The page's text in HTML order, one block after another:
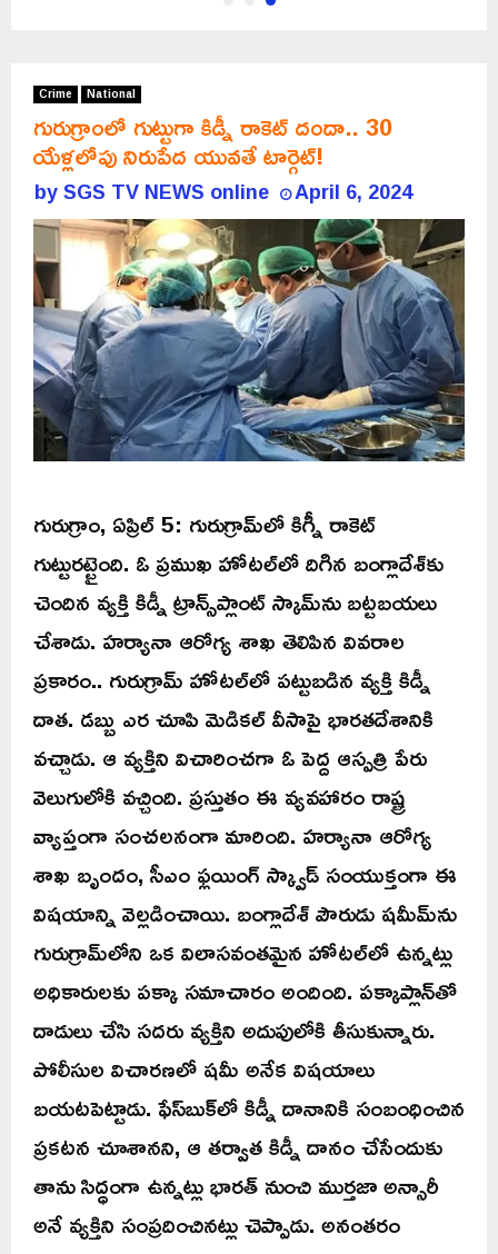
Crime National
గురుగ్రాంలో గుట్టుగా కిడ్నీ రాకెట్‌ దందా.. 30
యేళ్లలోపు నిరుపేద యువతే టార్గెట్‌!
bySGS TV NEWS online April 6, 2024
గురుగ్రాం, ఏప్రిల్ 5: గురుగ్రామ్‌లో కిగ్నీ రాకెట్‌
గుట్టురట్టైంది. ఓ ప్రముఖ హోటల్‌లో దిగిన బంగ్లాదేశ్‌కు
చెందిన వ్యక్తి కిడ్నీ ట్రాన్స్‌ప్లాంట్‌ స్కామ్‌ను బట్టబయలు
చేశాడు. హర్యానా ఆరోగ్య శాఖ తెలిపిన వివరాల
ప్రకారం.. గురుగ్రామ్ హోటల్‌లో పట్టుబడిన వ్యక్తి కిడ్నీ
దాత. డబ్బు ఎర చూపి మెడికల్ వీసాపై భారతదేశానికి
వచ్చాడు. ఆ వ్యక్తిని విచారించగా ఓ పెద్ద ఆస్పత్రి పేరు
వెలుగులోకి వచ్చింది. ప్రస్తుతం ఈ వ్యవహారం రాష్ట్ర
వ్యాప్తంగా సంచలనంగా మారింది. హర్యానా ఆరోగ్య
శాఖ బృందం, సీఎం ఫ్లయింగ్ స్క్వాడ్ సంయుక్తంగా ఈ
విషయాన్ని వెల్లడించాయి. బంగ్లాదేశ్ పౌరుడు షమీమ్‌ను
గురుగ్రామ్‌లోని ఒక విలాసవంతమైన హోటల్‌లో ఉన్నట్లు
అధికారులకు పక్కా సమాచారం అందింది. పక్కాప్లాన్‌తో
దాడులు చేసి సదరు వ్యక్తిని అదుపులోకి తీసుకున్నారు.
పోలీసుల విచారణలో షమీ అనేక విషయాలు
బయటపెట్టాడు. ఫేస్‌బుక్‌లో కిడ్నీ దానానికి సంబంధించిన
ప్రకటన చూశానని, ఆ తర్వాత కిడ్నీ దానం చేసేందుకు
తాను సిద్ధంగా ఉన్నట్లు భారత్‌ నుంచి ముర్తజా అన్సారీ
అనే వ్యక్తిని సంప్రదించినట్లు చెప్పాడు. అనంతరం